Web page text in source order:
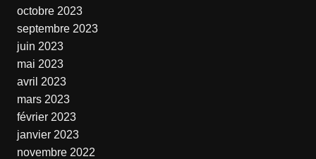
octobre 2023
septembre 2023
juin 2023
mai 2023
avril 2023
mars 2023
février 2023
janvier 2023
novembre 2022